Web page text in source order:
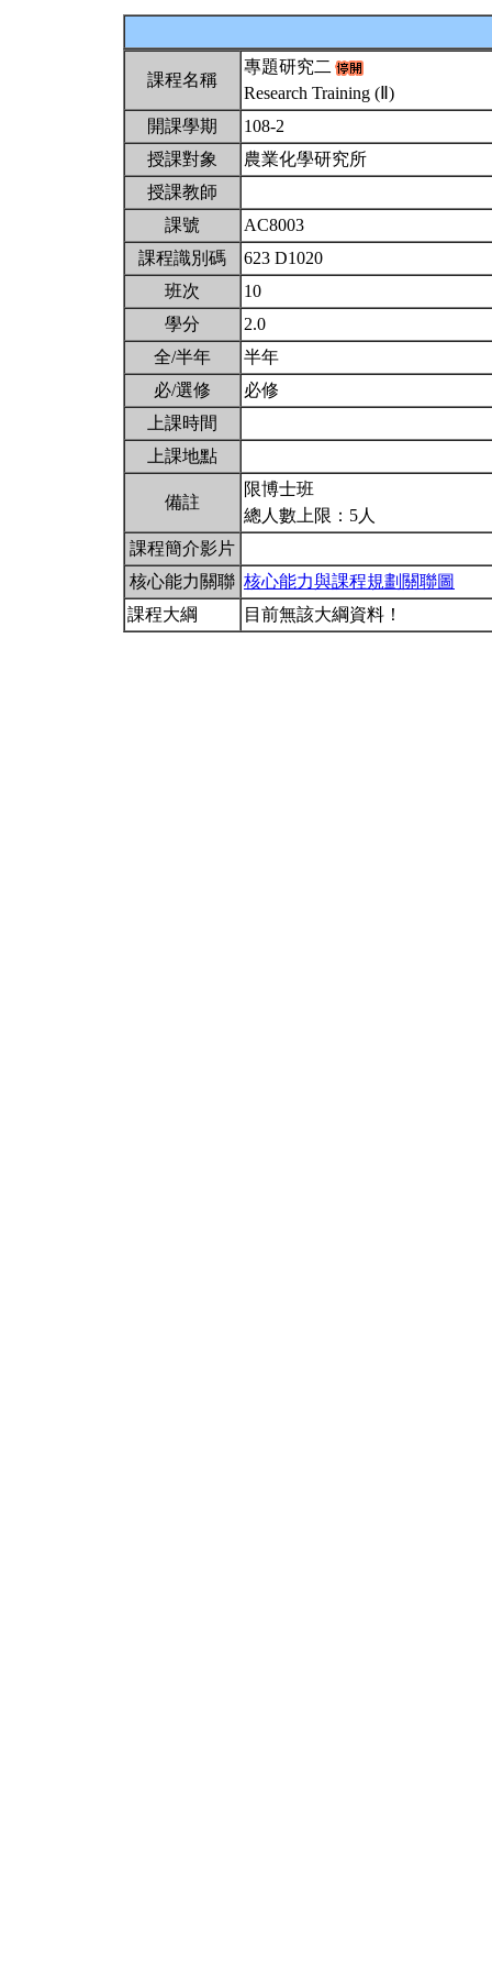
課程名稱
專題研究二
Research Training (Ⅱ)
開課學期
108-2
授課對象
農業化學研究所
授課教師
課號
AC8003
課程識別碼
623 D1020
班次
10
學分
2.0
全/半年
半年
必/選修
必修
上課時間
上課地點
備註
限博士班
總人數上限：5人
課程簡介影片
核心能力關聯 核心能力與課程規劃關聯圖
課程大綱
目前無該大綱資料！